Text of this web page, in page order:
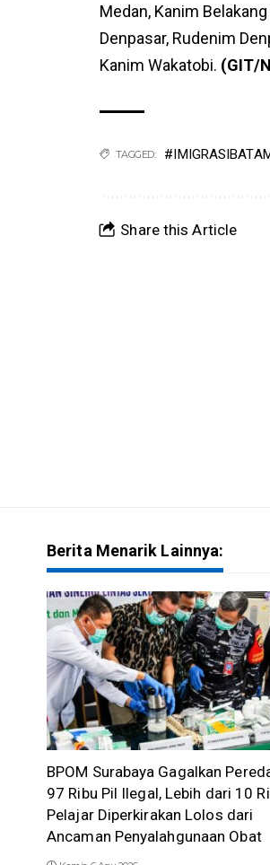
Medan, Kanim
Denpasar, Rudenim
Kanim Wakatobi. (GIT/
TAGGED:
Share this Article
Berita Menarik Lainnya:
BPOM Surabaya Gagalkan
97 Ribu Pil Ilegal, Lebih dari 10
Pelajar Diperkirakan Lolos dari
Ancaman Penyalahgunaan Obat